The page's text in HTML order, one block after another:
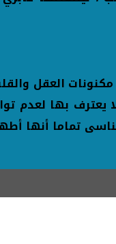
العقل
بها لعدم
تماما